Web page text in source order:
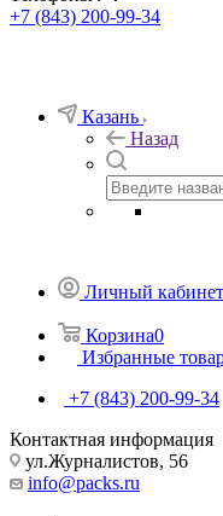
+7 (843) 200-99-34
Казань
Назад
Личный кабинет
Корзина0
Избранные
+7 (843) 200-99-34
Контактная информация
ул.Журналистов, 56
info@packs.ru